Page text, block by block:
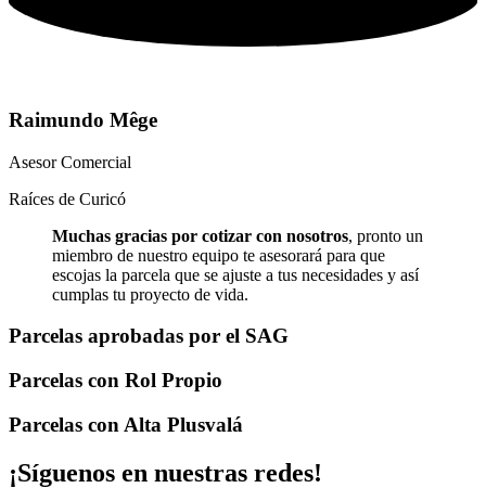
Raimundo Mêge
Asesor Comercial
Raíces de Curicó
Muchas gracias por cotizar con nosotros, pronto un
miembro de nuestro equipo te asesorará para que
escojas la parcela que se ajuste a tus necesidades y así
cumplas tu proyecto de vida.
Parcelas aprobadas por el SAG
Parcelas con Rol Propio
Parcelas con Alta Plusvalá
¡Síguenos en nuestras redes!